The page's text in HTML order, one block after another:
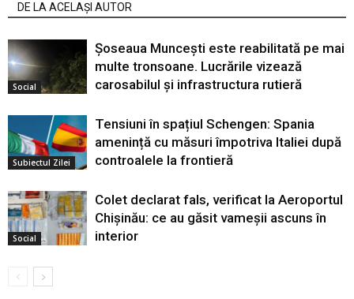
DE LA ACELAȘI AUTOR
Social
Șoseaua Muncești este reabilitată pe mai
multe tronsoane. Lucrările vizează
carosabilul și infrastructura rutieră
Subiectul Zilei
Tensiuni în spațiul Schengen: Spania
amenință cu măsuri împotriva Italiei după
controalele la frontieră
Social
Colet declarat fals, verificat la Aeroportul
Chișinău: ce au găsit vameșii ascuns în
interior